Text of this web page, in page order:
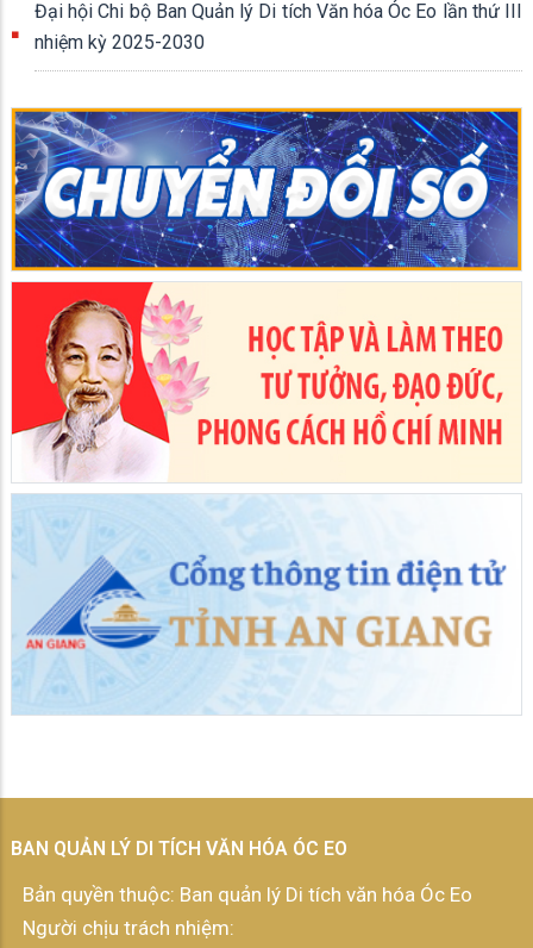
Đại hội Chi bộ Ban Quản lý Di tích Văn hóa Óc Eo lần thứ III
nhiệm kỳ 2025-2030
BAN QUẢN LÝ DI TÍCH VĂN HÓA ÓC EO
Bản quyền thuộc: Ban quản lý Di tích văn hóa Óc Eo
Người chịu trách nhiệm: